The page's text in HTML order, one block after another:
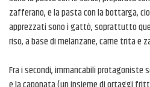
zafferano, e la pasta con la bottarga,
apprezzati sono i gattò, soprattutto
riso, a base di melanzane, carne trita e
Fra i secondi, immancabili protagoniste